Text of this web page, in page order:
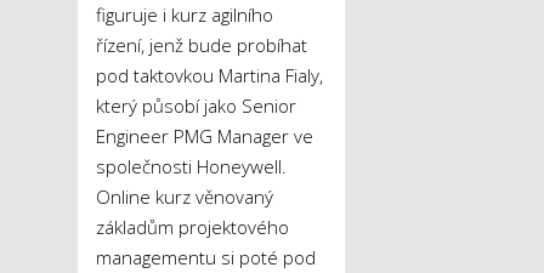
figuruje i kurz agilního
řízení, jenž bude probíhat
pod taktovkou Martina Fialy,
který působí jako Senior
Engineer PMG Manager ve
společnosti Honeywell.
Online kurz věnovaný
základům projektového
managementu si poté pod